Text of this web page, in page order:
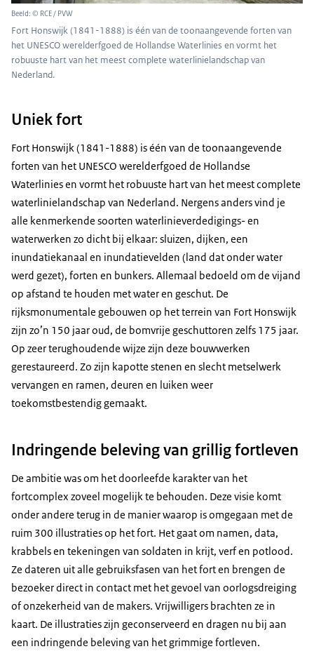
Beeld: © RCE / PVW
Fort Honswijk (1841-1888) is één van de toonaangevende forten van
het UNESCO werelderfgoed de Hollandse Waterlinies en vormt het
robuuste hart van het meest complete waterlinielandschap van
Nederland.
Uniek fort
Fort Honswijk (1841-1888) is één van de toonaangevende
forten van het UNESCO werelderfgoed de Hollandse
Waterlinies en vormt het robuuste hart van het meest complete
waterlinielandschap van Nederland. Nergens anders vind je
alle kenmerkende soorten waterlinieverdedigings- en
waterwerken zo dicht bij elkaar: sluizen, dijken, een
inundatiekanaal en inundatievelden (land dat onder water
werd gezet), forten en bunkers. Allemaal bedoeld om de vijand
op afstand te houden met water en geschut. De
rijksmonumentale gebouwen op het terrein van Fort Honswijk
zijn zo’n 150 jaar oud, de bomvrije geschuttoren zelfs 175 jaar.
Op zeer terughoudende wijze zijn deze bouwwerken
gerestaureerd. Zo zijn kapotte stenen en slecht metselwerk
vervangen en ramen, deuren en luiken weer
toekomstbestendig gemaakt.
Indringende beleving van grillig fortleven
De ambitie was om het doorleefde karakter van het
fortcomplex zoveel mogelijk te behouden. Deze visie komt
onder andere terug in de manier waarop is omgegaan met de
ruim 300 illustraties op het fort. Het gaat om namen, data,
krabbels en tekeningen van soldaten in krijt, verf en potlood.
Ze dateren uit alle gebruiksfasen van het fort en brengen de
bezoeker direct in contact met het gevoel van oorlogsdreiging
of onzekerheid van de makers. Vrijwilligers brachten ze in
kaart. De illustraties zijn geconserveerd en dragen nu bij aan
een indringende beleving van het grimmige fortleven.